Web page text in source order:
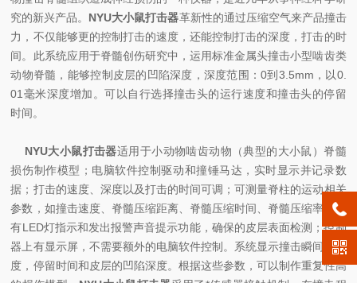
究的新兴产品。 NYU大小鼠打击器革新性的通过压缩空气来产品撞击
力，不仅能够更的控制打击的速度，还能控制打击的深度，打击的时
间。此系统应用于脊髓创伤研究中，运用标准金属头撞击小型啮齿类
动物脊髓，能够控制皮层的凹陷深度，深度范围：0到3.5mm，以0.
01毫米深度增加。可以自行选择撞击头的运行速度和撞击头的停留
时间。
NYU大小鼠打击器适用于小动物啮齿动物（典型的大小鼠）脊髓
损伤制作模型；电脑软件控制驱动和撞锤马达，实时显示并记录数
据；打击的速度、深度以及打击的时间可调；可测量脊柱的运动相关
参数，如撞击速度、脊髓压缩距离、脊髓压缩时间、脊髓压缩率；具
有LED灯指示和发出报警声音提示功能，确保的皮层表面检测；控制
器上有显示屏，不需要额外的电脑软件控制。系统显示撞击瞬间的速
度，停留时间和皮层的凹陷深度。根据这些参数，可以制作重复性高